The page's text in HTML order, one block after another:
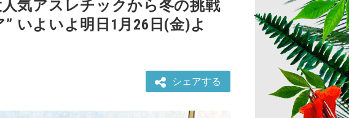
気アスレチックから冬の挑戦
いよいよ明日1月26日(金)よ
シェアする